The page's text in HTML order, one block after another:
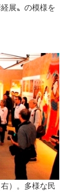
展〟の模様を
）。多様な民